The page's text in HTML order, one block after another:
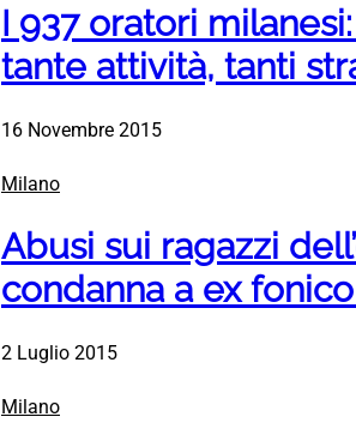
I 937 oratori
tante attività, tanti
16 Novembre 2015
Milano
Abusi sui ragazzi
condanna a ex
2 Luglio 2015
Milano